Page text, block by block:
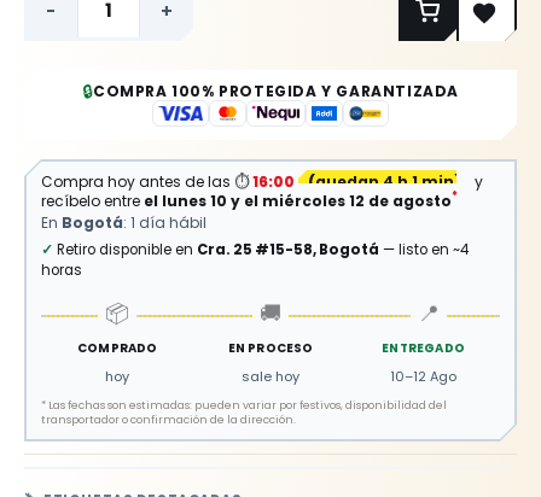
- +
🔒COMPRA 100% PROTEGIDA Y GARANTIZADA
Compra hoy antes de las ⏱16:00 (quedan 4 h 1 min)
y
recíbelo entre el lunes 10 y el miércoles 12 de agosto*
En Bogotá: 1 día hábil
✓ Retiro disponible en Cra. 25 #15-58, Bogotá — listo en ~4
horas
📦
COMPRADO
hoy
🚚
EN PROCESO
sale hoy
📍
ENTREGADO
10–12 Ago
* Las fechas son estimadas: pueden variar por festivos, disponibilidad del
transportador o confirmación de la dirección.